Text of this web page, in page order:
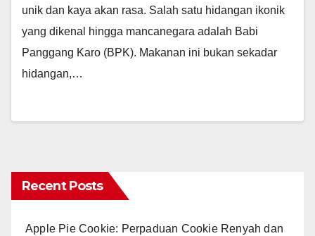
unik dan kaya akan rasa. Salah satu hidangan ikonik
yang dikenal hingga mancanegara adalah Babi
Panggang Karo (BPK). Makanan ini bukan sekadar
hidangan,…
Recent Posts
Apple Pie Cookie: Perpaduan Cookie Renyah dan